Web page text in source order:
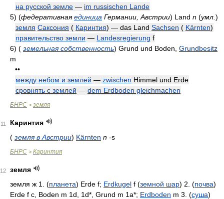
на русской земле — im russischen Lande
5) (федеративнаяединица Германии, Австрии) Land n (умл. )
земля Саксония ( Каринтия) — das Land Sachsen ( Kärnten)
правительство земли — Landesregierung f
6) ( земельная собственность) Grund und Boden, Grundbesitz
m
••
между небом и землей — zwischen Himmel und Erde
сровнять с землей — dem Erdboden gleichmachen
БНРС > земля
11
Каринтия
( земля в Австрии) Kärnten n -s
БНРС > Каринтия
12
земля
земля ж 1. (планета) Erde f; Erdkugel f (земной шар) 2. (почва)
Erde f c, Boden m 1d, 1d*, Grund m 1a*; Erdboden m 3. (суша)